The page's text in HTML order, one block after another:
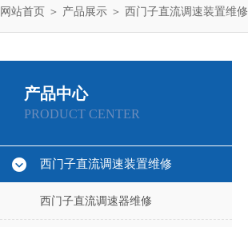
网站首页 ＞ 产品展示 ＞ 西门子直流调速装置维修
产品中心
PRODUCT CENTER
西门子直流调速装置维修
西门子直流调速器维修